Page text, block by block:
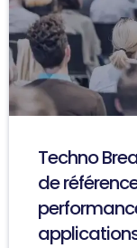
Techno
de